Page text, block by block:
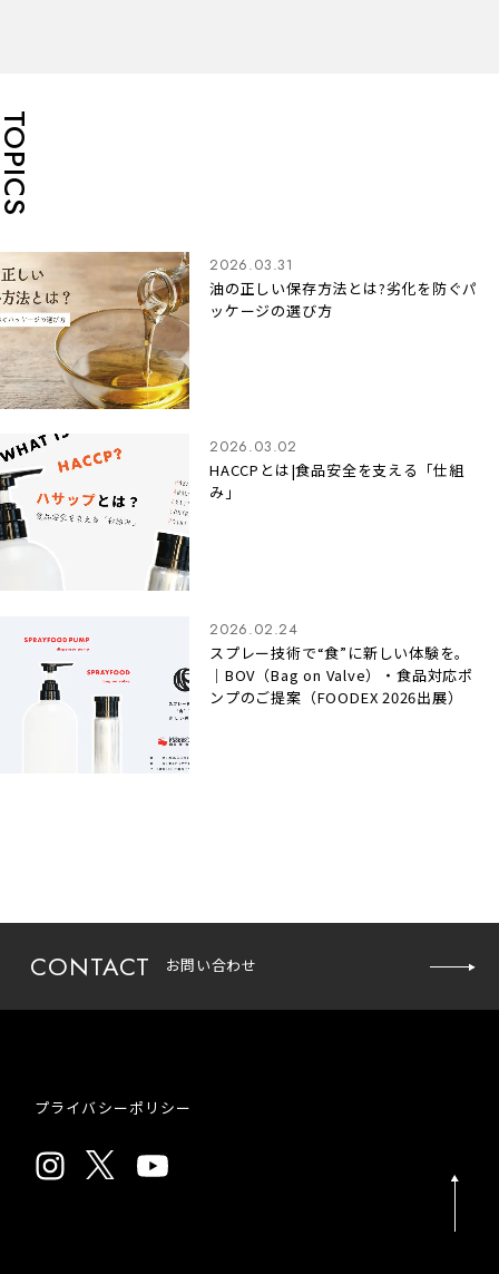
お問い
合わせ
2026.03.31
油の正しい保存方法とは?劣化を防ぐパ
ッケージの選び方
2026.03.02
HACCPとは|食品安全を支える「仕組
み」
2026.02.24
スプレー技術で“食”に新しい体験を。
｜BOV（Bag on Valve）・食品対応ポ
ンプのご提案（FOODEX 2026出展）
CONTACT お問い合わせ
プライバシーポリシー